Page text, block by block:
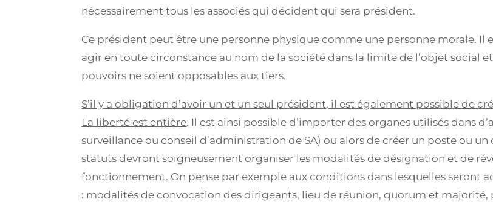
nécessairement tous les associés qui décident qui sera président.
Ce président peut être une personne physique comme une personne morale. Il
agir en toute circonstance au nom de la société dans la limite de l’objet social
pouvoirs ne soient opposables aux tiers.
S’il y a obligation d’avoir un et un seul président, il est également possible de
La liberté est entière. Il est ainsi possible d’importer des organes utilisés dans
surveillance ou conseil d’administration de SA) ou alors de créer un poste ou
statuts devront soigneusement organiser les modalités de désignation et de
fonctionnement. On pense par exemple aux conditions dans lesquelles seront
: modalités de convocation des dirigeants, lieu de réunion, quorum et majorité,